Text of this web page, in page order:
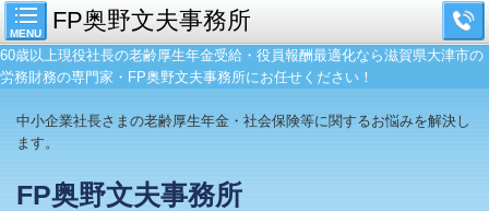
MENU FP奥野文夫事務所
60歳以上現役社長の老齢厚生年金受給・役員報酬最適化なら滋賀県大津市の
労務財務の専門家・FP奥野文夫事務所にお任せください！
中小企業社長さまの老齢厚生年金・社会保険等に関するお悩みを解決し
ます。
FP奥野文夫事務所